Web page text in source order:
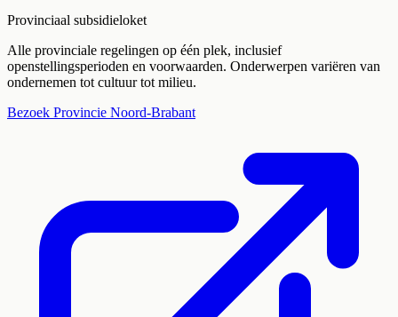
Provinciaal subsidieloket
Alle provinciale regelingen op één plek, inclusief
openstellingsperioden en voorwaarden. Onderwerpen variëren van
ondernemen tot cultuur tot milieu.
Bezoek Provincie Noord-Brabant